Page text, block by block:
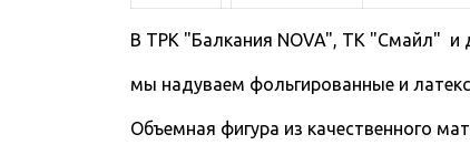
В ТРК "Балкания NOVA", ТК "Смайл" и
мы надуваем фольгированные и
Объемная фигура из качественного